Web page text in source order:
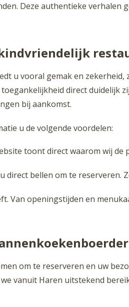
Deze authentieke verhalen
u vooral gemak en zekerheid,
direct duidelijk
bij aankomst.
u de volgende voordelen:
toont direct waarom wij de
bellen om te reserveren.
Van openingstijden en
om te reserveren en uw
vanuit Haren uitstekend